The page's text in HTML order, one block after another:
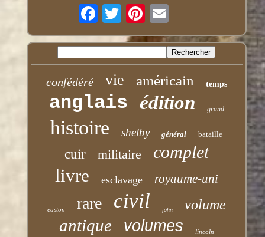
confédéré vie américain temps
anglais édition grand
histoire shelby général bataille
cuir militaire complet
livre esclavage royaume-uni
easton rare civil john volume
antique volumes lincoln